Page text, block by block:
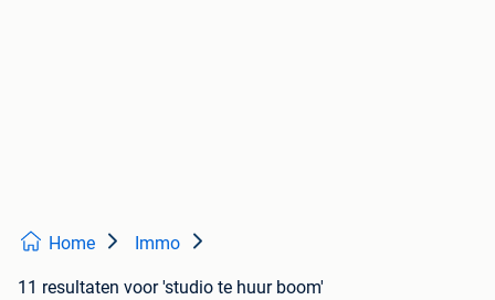
Home Immo
11 resultaten voor 'studio te huur boom'